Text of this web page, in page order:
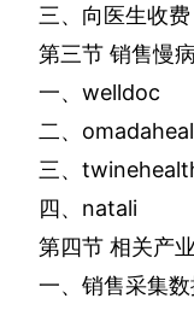
三、向医生收费
第三节 销售慢
一、 welldoc
二、
三、
四、 natali
第四节 相关产
一、销售采集